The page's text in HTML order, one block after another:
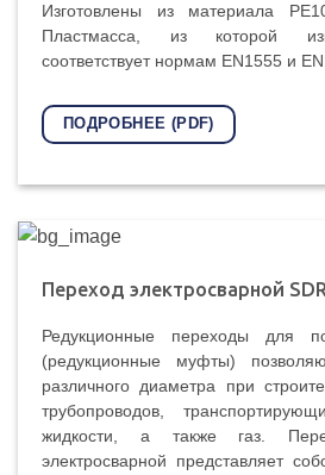
Изготовлены из материала
Пластмасса, из которой
соответствует нормам EN1555 и
ПОДРОБНЕЕ (PDF)
Переход электросварной
Редукционные переходы для
(редукционные муфты)
различного диаметра при
трубопроводов,
жидкости, а также газ.
электросварной представляет